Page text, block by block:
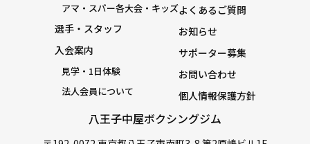
八王子中屋ボクシングジム
アマ・スパー各大会・キッズ
選手・スタッフ
入会案内
見学・1日体験
法人会員について
よくあるご質問
お知らせ
サポーター募集
お問い合わせ
個人情報保護方針